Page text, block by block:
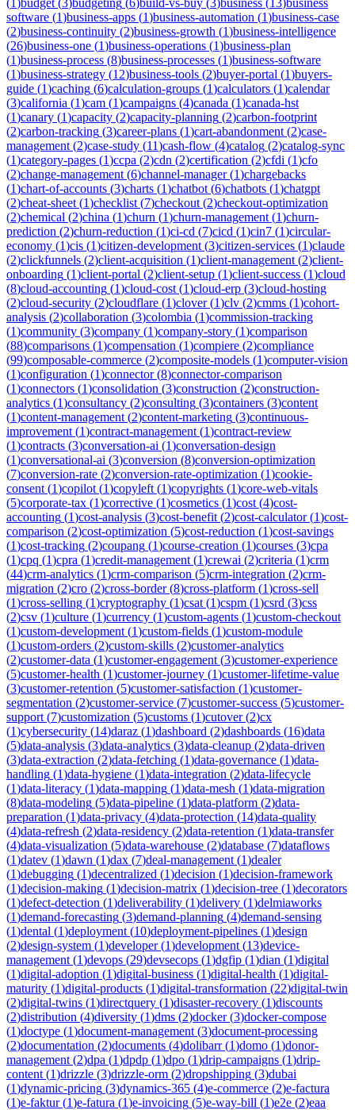
software (1)business-apps (1)business-automation (1)business-case
(2)business-continuity (2)business-growth (1)business-intelligence
(26)business-one (1)business-operations (1)business-plan
(1)business-process (8)business-processes (1)business-software
(1)business-strategy (12)business-tools (2)buyer-portal (1)buyers-
guide (1)caching (6)calculation-groups (1)calculators (1)calendar
(3)california (1)cam (1)campaigns (4)canada (1)canada-hst
(1)canary (1)capacity (2)capacity-planning (2)carbon-footprint
(2)carbon-tracking (3)career-plans (1)cart-abandonment (2)case-
management (2)case-study (11)cash-flow (4)catalog (2)catalog-sync
(1)category-pages (1)ccpa (2)cdn (2)certification (2)cfdi (1)cfo
(2)change-management (6)channel-manager(1)chargebacks
(1)chart-of-accounts (3)charts (1)chatbot (6)chatbots (1)chatgpt
(2)cheat-sheet (1)checklist (7)checkout (2)checkout-optimization
(2)chemical (2)china (1)churn (1)churn-management (1)churn-
prediction (2)churn-reduction (1)ci-cd (7)cicd (1)cin7 (1)circular-
economy (1)cis (1)citizen-development (3)citizen-services (1)claude
(2)clickfunnels (2)client-acquisition (1)client-management (2)client-
onboarding (1)client-portal (2)client-setup (1)client-success (1)cloud
(8)cloud-accounting (1)cloud-cost (1)cloud-erp (3)cloud-hosting
(2)cloud-security (2)cloudflare (1)clover(1)clv (2)cmms (1)cohort-
analysis (2)collaboration (3)colombia (1)commission-tracking
(1)community (3)company (1)company-story (1)comparison
(88)comparisons (1)compensation (1)compiere (2)compliance
(99)composable-commerce (2)composite-models (1)computer-vision
(1)configuration (1)connector(8)connector-comparison
(1)connectors (1)consolidation (3)construction (2)construction-
analytics (1)consultancy (2)consulting (3)containers (3)content
(1)content-management (2)content-marketing (3)continuous-
improvement (1)contract-management (1)contract-review
(1)contracts (3)conversation-ai (1)conversation-design
(1)conversational-ai (3)conversion (8)conversion-optimization
(7)conversion-rate (2)conversion-rate-optimization (1)cookie-
consent (1)copilot (1)copyleft (1)copyrights (1)core-web-vitals
(5)corporate-tax (1)corrective (1)cosmetics (1)cost (4)cost-
accounting (1)cost-analysis (3)cost-benefit (2)cost-calculator(1)cost-
comparison (2)cost-optimization (5)cost-reduction (1)cost-savings
(1)cost-tracking (2)coupang (1)course-creation (1)courses (3)cpa
(1)cpq (1)cpra (1)credit-management (1)crewai (2)criteria (1)crm
(44)crm-analytics (1)crm-comparison (5)crm-integration (2)crm-
migration (2)cro (2)cross-border(8)cross-platform (1)cross-sell
(1)cross-selling (1)cryptography (1)csat (1)cspm (1)csrd (3)css
(2)csv (1)culture (1)currency (1)custom-agents (1)custom-checkout
(1)custom-development (1)custom-fields (1)custom-module
(1)custom-orders (2)custom-skills (2)customer-analytics
(2)customer-data (1)customer-engagement (3)customer-experience
(5)customer-health (1)customer-journey (1)customer-lifetime-value
(3)customer-retention (5)customer-satisfaction (1)customer-
segmentation (2)customer-service (7)customer-success (5)customer-
support (7)customization (5)customs (1)cutover(2)cx
(1)cybersecurity (14)daraz (1)dashboard (2)dashboards (16)data
(5)data-analysis (3)data-analytics (3)data-cleanup (2)data-driven
(3)data-extraction (2)data-fetching (1)data-governance (1)data-
handling (1)data-hygiene (1)data-integration (2)data-lifecycle
(1)data-literacy (1)data-mapping (1)data-mesh (1)data-migration
(8)data-modeling (5)data-pipeline (1)data-platform (2)data-
preparation (1)data-privacy (4)data-protection (14)data-quality
(4)data-refresh (2)data-residency (2)data-retention (1)data-transfer
(4)data-visualization (5)data-warehouse (2)database (7)dataflows
(1)datev (1)dawn (1)dax (7)deal-management (1)dealer
(1)debugging (1)decentralized (1)decision (1)decision-framework
(1)decision-making (1)decision-matrix (1)decision-tree (1)decorators
(1)defect-detection (1)deliverability (1)delivery (1)delmiaworks
(1)demand-forecasting (3)demand-planning (4)demand-sensing
(1)dental (1)deployment (10)deployment-pipelines (1)design
(2)design-system (1)developer(1)development (13)device-
management (1)devops (29)devsecops (1)dgfip (1)dian (1)digital
(1)digital-adoption (1)digital-business (1)digital-health (1)digital-
maturity (1)digital-products (1)digital-transformation (22)digital-twin
(2)digital-twins (1)directquery (1)disaster-recovery (1)discounts
(2)distribution (4)diversity (1)dms (2)docker(3)docker-compose
(1)doctype (1)document-management (3)document-processing
(2)documentation (2)documents (4)dolibarr(1)domo (1)donor-
management (2)dpa (1)dpdp (1)dpo (1)drip-campaigns (1)drip-
content (1)drizzle (3)drizzle-orm (2)dropshipping (3)dubai
(1)dynamic-pricing (3)dynamics-365 (4)e-commerce (2)e-factura
(1)e-faktur(1)e-fatura (1)e-invoicing (5)e-way-bill (1)e2e (2)eaa